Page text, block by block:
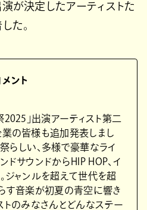
が決定したアーティストた
た。
ント
」出演アーティスト第⼆
業の皆様も追加発表しまし
らしい、多様で豪華なライ
ドサウンドからHIP HOP、イ
ジャンルを超えて世代を超
らす⾳楽が初夏の⻘空に響き
トのみなさんとどんなステー